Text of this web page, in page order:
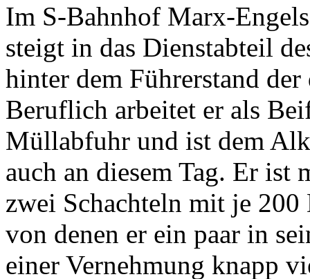
Im S-Bahnhof Marx-
steigt in das Dienstabteil
hinter dem Führerstand
Beruflich arbeitet er als
Müllabfuhr und ist dem
auch an diesem Tag. Er
zwei Schachteln mit je
von denen er ein paar in
einer Vernehmung knapp